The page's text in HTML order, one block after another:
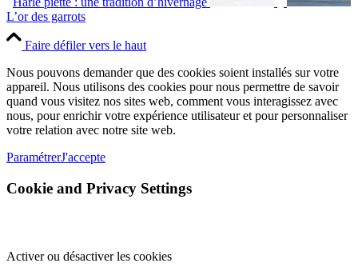
L’or des garrots
Faire défiler vers le haut
Nous pouvons demander que des cookies soient installés sur votre
appareil. Nous utilisons des cookies pour nous permettre de savoir
quand vous visitez nos sites web, comment vous interagissez avec
nous, pour enrichir votre expérience utilisateur et pour personnaliser
votre relation avec notre site web.
ParamétrerJ'accepte
Cookie and Privacy Settings
Activer ou désactiver les cookies